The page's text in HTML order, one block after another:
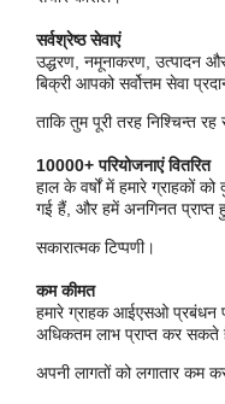
सर्वश्रेष्ठ सेवाएं
उद्धरण, नमूनाकरण, उत्पादन
बिक्री आपको सर्वोत्तम सेवा
ताकि तुम पूरी तरह निश्चिन्त रह
10000+ परियोजनाएं वितरित
हाल के वर्षों में हमारे ग्राहकों
गई हैं, और हमें अनगिनत प्राप्त
सकारात्मक टिप्पणी।
कम कीमत
हमारे ग्राहक आईएसओ प्रबंधन
अधिकतम लाभ प्राप्त कर सकते
अपनी लागतों को लगातार कम